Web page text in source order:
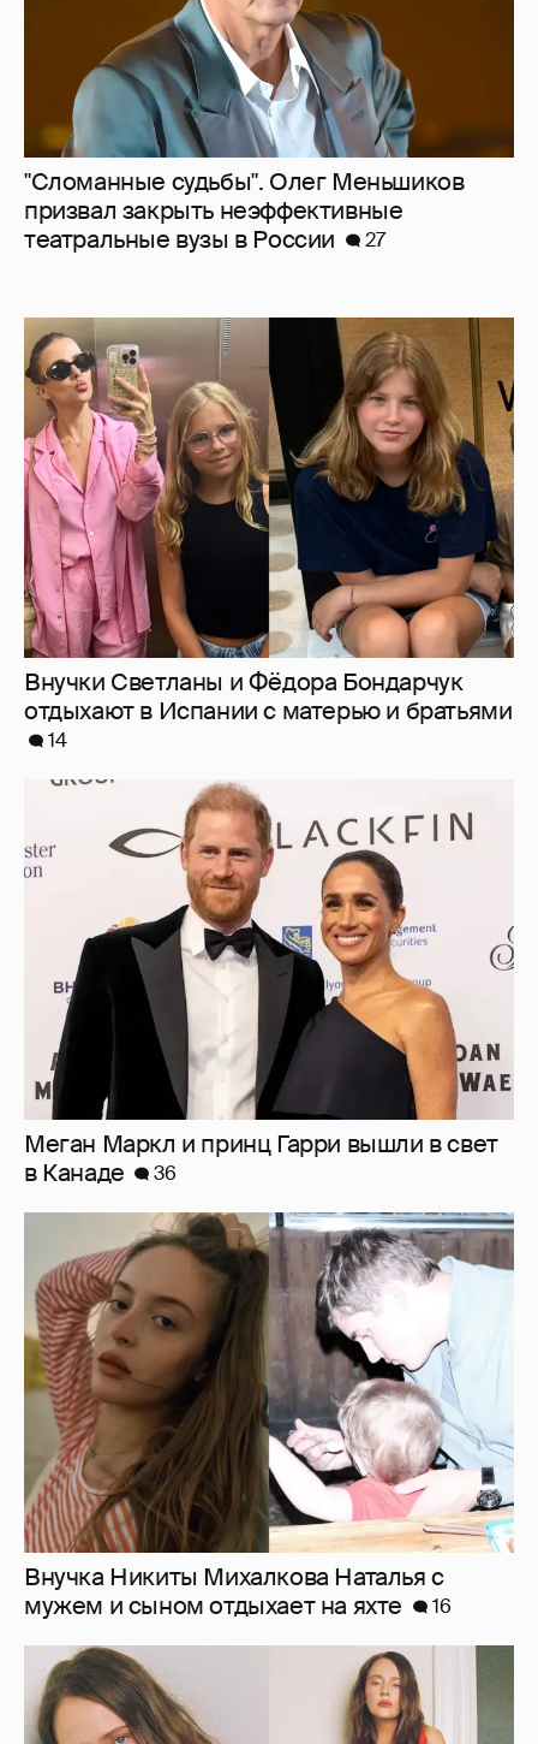
Внучки Светланы и Фёдора Бондарчук
отдыхают в Испании с матерью и братьями
14
Меган Маркл и принц Гарри вышли в свет
в Канаде
Внучка Никиты Михалкова Наталья с
мужем и сыном отдыхает на яхте
"Лолита". Аглая Тарасова снялась в мини-
платье с декольте и чулках
31